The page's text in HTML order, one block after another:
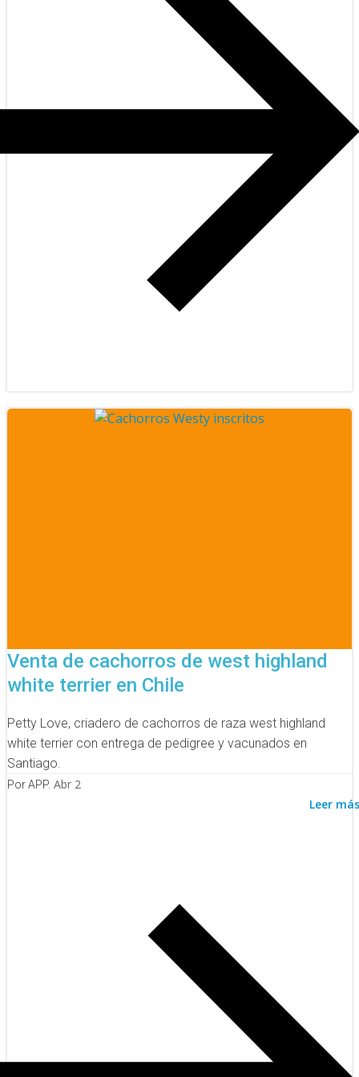
Venta de cachorros de west highland
white terrier en Chile
Petty Love, criadero de cachorros de raza west highland
white terrier con entrega de pedigree y vacunados en
Santiago.
Por APP. Abr 2
Leer más